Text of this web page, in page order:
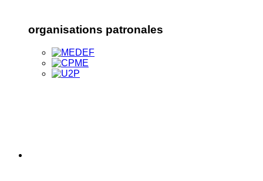
organisations patronales